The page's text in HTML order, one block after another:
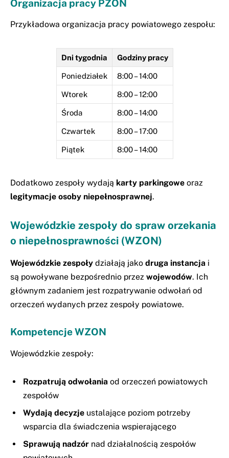
Organizacja pracy PZON
Przykładowa organizacja pracy powiatowego zespołu:
Dni tygodnia Godziny pracy
Poniedziałek 8:00 – 14:00
Wtorek 8:00 – 12:00
Środa 8:00 – 14:00
Czwartek 8:00 – 17:00
Piątek 8:00 – 14:00
Dodatkowo zespoły wydają karty parkingowe oraz
legitymacje osoby niepełnosprawnej.
Wojewódzkie zespoły do spraw orzekania
o niepełnosprawności (WZON)
Wojewódzkie zespoły działają jako druga instancja i
są powoływane bezpośrednio przez wojewodów. Ich
głównym zadaniem jest rozpatrywanie odwołań od
orzeczeń wydanych przez zespoły powiatowe.
Kompetencje WZON
Wojewódzkie zespoły:
Rozpatrują odwołania od orzeczeń powiatowych
zespołów
Wydają decyzje ustalające poziom potrzeby
wsparcia dla świadczenia wspierającego
Sprawują nadzór nad działalnością zespołów